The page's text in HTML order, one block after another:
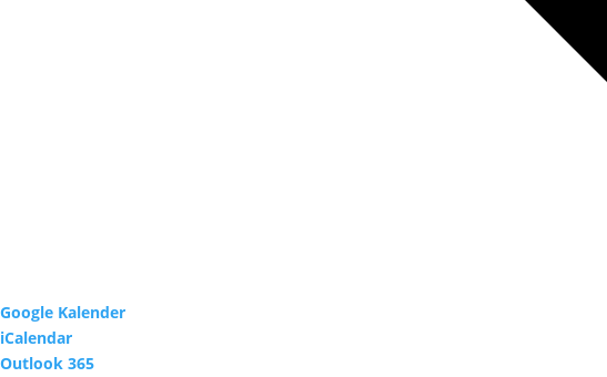
Google Kalender
iCalendar
Outlook 365